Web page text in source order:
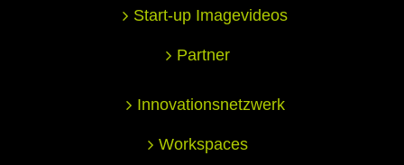
Start-up Imagevideos
Partner
Innovationsnetzwerk
Workspaces